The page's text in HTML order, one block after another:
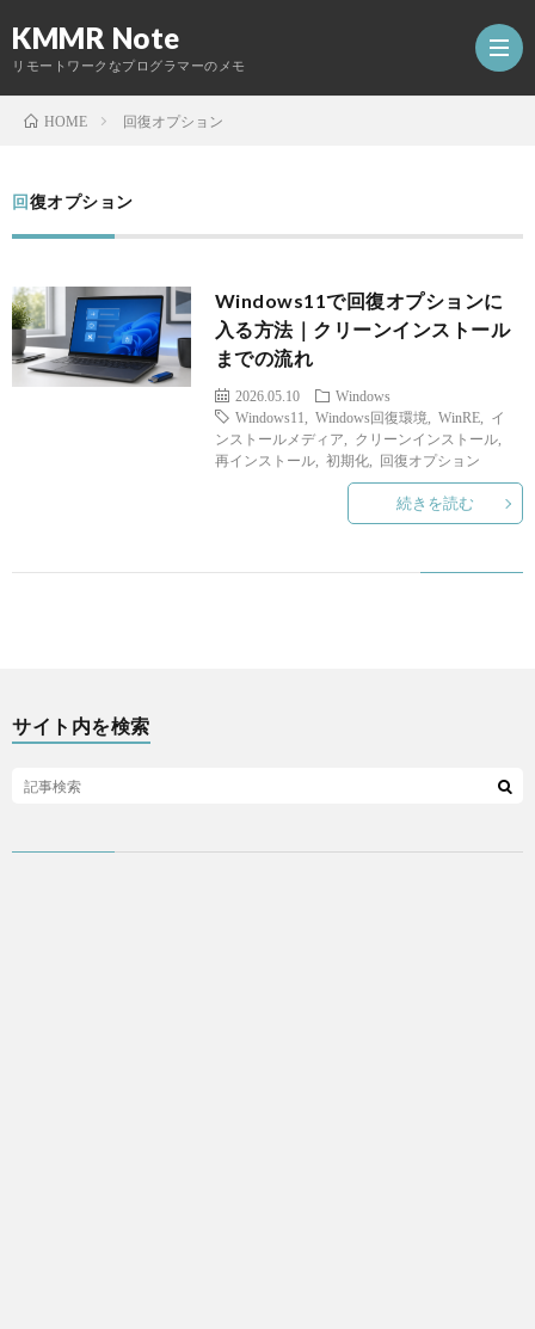
KMMR Note
リモートワークなプログラマーのメモ
ー
ム
日
記
開
た
HOME 回復オプション
回復オプション
Windows11で回復オプションに
入る方法｜クリーンインストール
までの流れ
2026.05.10
Windows
Windows11
Windows回復環境 WinRE, イ
ンストールメディア
クリーンインストール,
再インストール, 初期化 回復オプション
続きを読む
サイト内を検索